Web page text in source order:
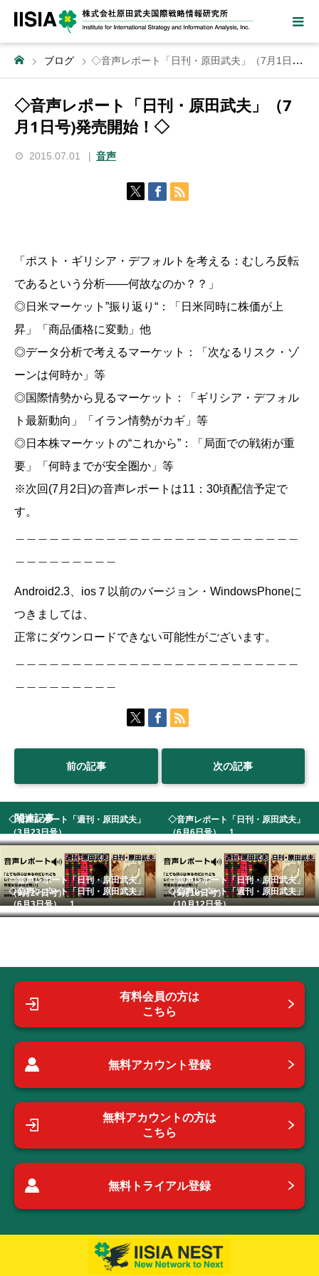
ブログ ◇音声レポート「日刊・原田武夫」（7月1日号)発売開始！◇
◇音声レポート「日刊・原田武夫」（7
月1日号)発売開始！◇
2015.07.01 音声
「ポスト・ギリシア・デフォルトを考える：むしろ反転
であるという分析――何故なのか？？」
◎日米マーケット”振り返り“：「日米同時に株価が上
昇」「商品価格に変動」他
◎データ分析で考えるマーケット：「次なるリスク・ゾ
ーンは何時か」等
◎国際情勢から見るマーケット：「ギリシア・デフォル
ト最新動向」「イラン情勢がカギ」等
◎日本株マーケットの“これから”：「局面での戦術が重
要」「何時までが安全圏か」等
※次回(7月2日)の音声レポートは11：30頃配信予定で
す。
Android2.3、ios７以前のバージョン・WindowsPhoneに
つきましては、
正常にダウンロードできない可能性がございます。
前の記事 次の記事
関連記事
◇音声レポート「週刊・原田武夫」
（3月23日号） ...
◇音声レポート「日刊・原田武夫」
（6月6日号） 1...
◇音声レポート「日刊・原田武夫」
（9月27日号）
◇音声レポート「日刊・原田武夫」
（5月18日号）
◇音声レポート「日刊・原田武夫」
（6月3日号） 1...
◇音声レポート「週刊・原田武夫」
（10月12日号）...
有料会員の方は
こちら
無料アカウント登録
無料アカウントの方は
こちら
無料トライアル登録